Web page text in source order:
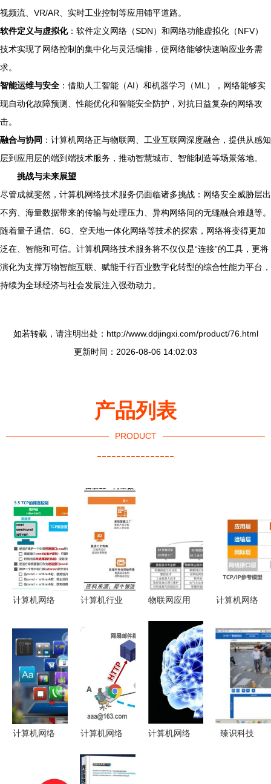
视频流、VR/AR、实时工业控制等应用铺平道路。
软件定义与虚拟化：软件定义网络（SDN）和网络功能虚拟化（NFV）
技术实现了网络控制的集中化与灵活编排，使网络能够快速响应业务需
求。
智能运维与安全 ：借助人工智能（AI）和机器学习（ML），网络能够实
现自动化故障预测、性能优化和智能安全防护，对抗日益复杂的网络攻
击。
融合与协同 ：计算机网络正与物联网、工业互联网深度融合，提供从感知
层到应用层的端到端技术服务，推动智慧城市、智能制造等场景落地。
挑战与未来展望
尽管成就斐然，计算机网络技术服务仍面临诸多挑战：网络安全威胁层出
不穷、海量数据带来的传输与处理压力、异构网络间的无缝融合难题等。
随着量子通信、6G、空天地一体化网络等技术的探索，网络将变得更加
泛在、智能和可信。计算机网络技术服务将不仅仅是“连接”的工具，更将
演化为支撑万物智能互联、赋能千行百业数字化转型的综合性能力平台，
持续为全球经济与社会发展注入强劲动力。
如若转载，请注明出处：http://www.ddjingxi.com/product/76.html
更新时间：2026-08-06 14:02:03
产品列表
PRODUCT
----------------
计算机网络
运输层 Day
5——信息
技术咨询服
务中的关键
作用
计算机行业
寻找数字经
济大潮中的
明珠
物联网应用
与“1+X”实
践 产业背
景下的信息
技术咨询服
务转型
计算机网络
题练习解析
（第二期）
计算机网络
计算机网络
驱动技术服
计算机网络
臻识科技